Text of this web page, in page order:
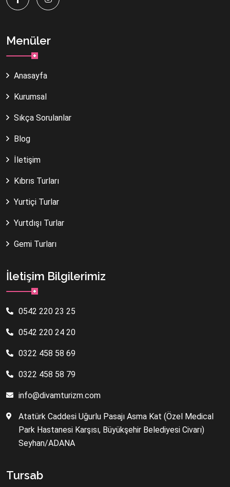
Menüler
Anasayfa
Kurumsal
Sıkça Sorulanlar
Blog
İletişim
Kıbrıs Turları
Yurtiçi Turlar
Yurtdışı Turlar
Gemi Turları
İletişim Bilgilerimiz
0542 220 23 25
0542 220 24 20
0322 458 58 69
0322 458 58 79
info@divamturizm.com
Atatürk Caddesi Uğurlu Pasajı Asma Kat (Özel Medical
Park Hastanesi Karşısı, Büyükşehir Belediyesi Civarı)
Seyhan/ADANA
Tursab